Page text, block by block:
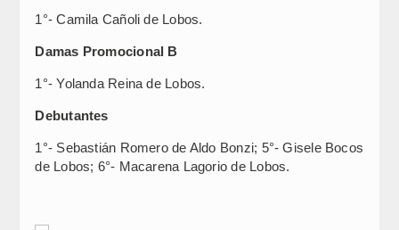
1°- Camila Cañoli de Lobos.
Damas Promocional B
1°- Yolanda Reina de Lobos.
Debutantes
1°- Sebastián Romero de Aldo Bonzi; 5°- Gisele Bocos
de Lobos; 6°- Macarena Lagorio de Lobos.